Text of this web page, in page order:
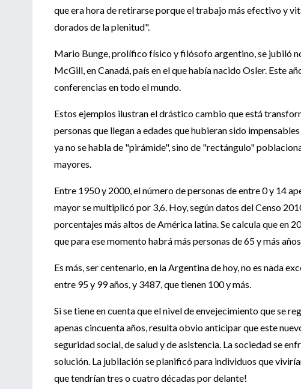
que era hora de retirarse porque el trabajo más efectivo y
dorados de la plenitud".
Mario Bunge, prolífico físico y filósofo argentino, se jubiló
McGill, en Canadá, país en el que había nacido Osler. Este
conferencias en todo el mundo.
Estos ejemplos ilustran el drástico cambio que está
personas que llegan a edades que hubieran sido
ya no se habla de "pirámide", sino de "rectángulo"
mayores.
Entre 1950 y 2000, el número de personas de entre 0 y 14
mayor se multiplicó por 3,6. Hoy, según datos del Censo
porcentajes más altos de América latina. Se calcula que en
que para ese momento habrá más personas de 65 y más
Es más, ser centenario, en la Argentina de hoy, no es nada
entre 95 y 99 años, y 3487, que tienen 100 y más.
Si se tiene en cuenta que el nivel de envejecimiento que se
apenas cincuenta años, resulta obvio anticipar que este
seguridad social, de salud y de asistencia. La sociedad se
solución. La jubilación se planificó para individuos que
que tendrían tres o cuatro décadas por delante!